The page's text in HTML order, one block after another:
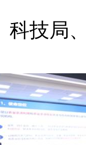
技局、